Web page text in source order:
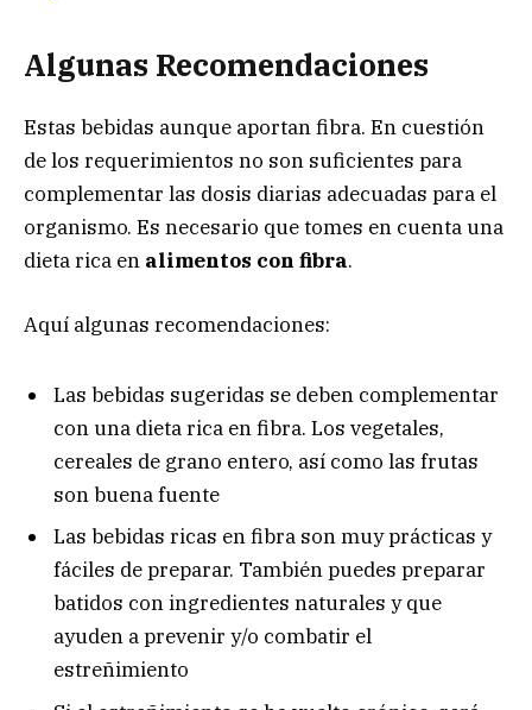
Algunas Recomendaciones
Estas bebidas aunque aportan fibra. En cuestión
de los requerimientos no son suficientes para
complementar las dosis diarias adecuadas para el
organismo. Es necesario que tomes en cuenta una
dieta rica en alimentos con fibra.
Aquí algunas recomendaciones:
Las bebidas sugeridas se deben complementar
con una dieta rica en fibra. Los vegetales,
cereales de grano entero, así como las frutas
son buena fuente
Las bebidas ricas en fibra son muy prácticas y
fáciles de preparar. También puedes preparar
batidos con ingredientes naturales y que
ayuden a prevenir y/o combatir el
estreñimiento